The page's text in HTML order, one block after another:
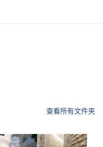
查看所有文件夹